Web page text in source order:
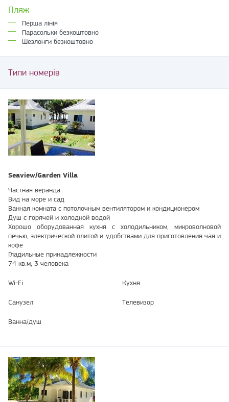
Пляж
Перша лінія
Парасольки безкоштовно
Шезлонги безкоштовно
Типи номерів
Seaview/Garden Villa
Частная веранда
Вид на море и сад
Ванная комната с потолочным вентилятором и кондиционером
Душ с горячей и холодной водой
Хорошо оборудованная кухня с холодильником, микроволновой
печью, электрической плитой и удобствами для приготовления чая и
кофе
Гладильные принадлежности
74 кв.м, 3 человека
Wi-Fi Кухня
Санузел Телевизор
Ванна/душ